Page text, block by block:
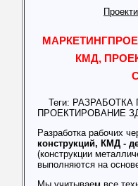
КМД,
Теги:
ПРОЕКТИРОВАНИЕ
Разработка рабочих
конструкций, КМД -
(конструкции
выполняются на